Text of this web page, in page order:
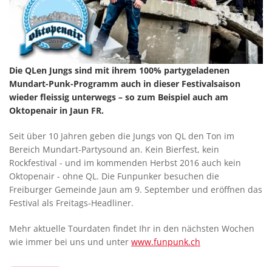
Die QLen Jungs sind mit ihrem 100% partygeladenen
Mundart-Punk-Programm auch in dieser Festivalsaison
wieder fleissig unterwegs – so zum Beispiel auch am
Oktopenair in Jaun FR.
Seit über 10 Jahren geben die Jungs von QL den Ton im
Bereich Mundart-Partysound an. Kein Bierfest, kein
Rockfestival - und im kommenden Herbst 2016 auch kein
Oktopenair - ohne QL. Die Funpunker besuchen die
Freiburger Gemeinde Jaun am 9. September und eröffnen das
Festival als Freitags-Headliner.
Mehr aktuelle Tourdaten findet Ihr in den nächsten Wochen
wie immer bei uns und unter www.funpunk.ch